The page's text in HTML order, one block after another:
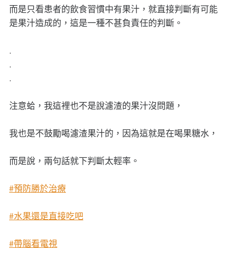
而是只看患者的飲食習慣中有果汁，就直接判斷有可能
是果汁造成的，這是一種不甚負責任的判斷。
.
.
.
注意蛤，我這裡也不是說濾渣的果汁沒問題，
我也是不鼓勵喝濾渣果汁的，因為這就是在喝果糖水，
而是說，兩句話就下判斷太輕率。
#預防勝於治療
#水果還是直接吃吧
#帶腦看電視